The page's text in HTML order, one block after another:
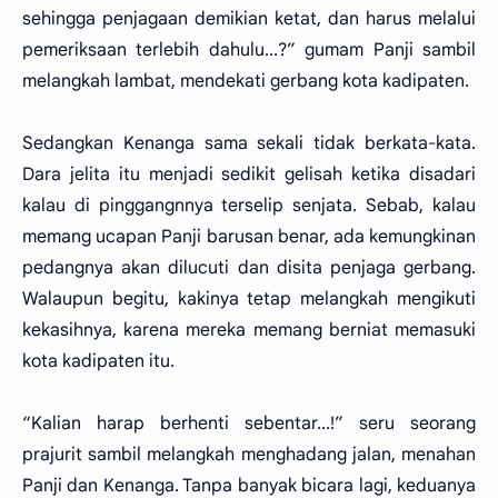
sehingga penjagaan demikian ketat, dan harus melalui
pemeriksaan terlebih dahulu...?” gumam Panji sambil
melangkah lambat, mendekati gerbang kota kadipaten.
Sedangkan Kenanga sama sekali tidak berkata-kata.
Dara jelita itu menjadi sedikit gelisah ketika disadari
kalau di pinggangnnya terselip senjata. Sebab, kalau
memang ucapan Panji barusan benar, ada kemungkinan
pedangnya akan dilucuti dan disita penjaga gerbang.
Walaupun begitu, kakinya tetap melangkah mengikuti
kekasihnya, karena mereka memang berniat memasuki
kota kadipaten itu.
“Kalian harap berhenti sebentar...!” seru seorang
prajurit sambil melangkah menghadang jalan, menahan
Panji dan Kenanga. Tanpa banyak bicara lagi, keduanya